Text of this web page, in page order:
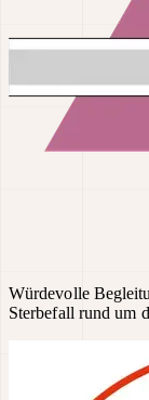
Würdevolle
Sterbefall rund um